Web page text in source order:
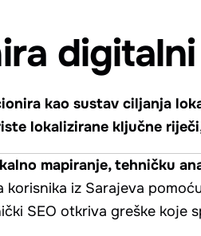
kao sustav ciljanja
lokalizirane ključne
mapiranje, tehničku
iz Sarajeva
SEO otkriva greške